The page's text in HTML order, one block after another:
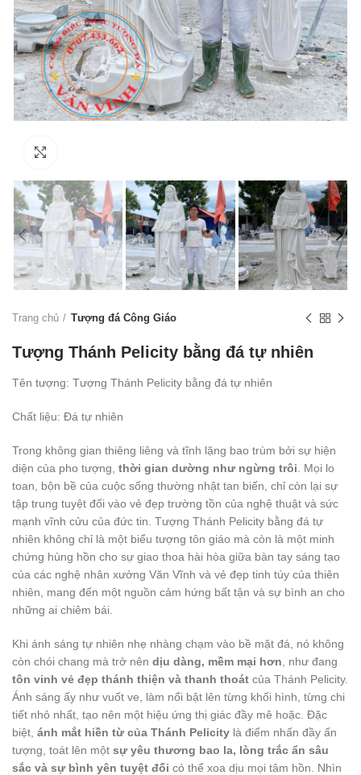
Trang chủ Tượng đá Công Giáo
Tượng Thánh Pelicity bằng đá tự nhiên
Tên tượng: Tượng Thánh Pelicity bằng đá tự nhiên
Chất liệu: Đá tự nhiên
Trong không gian thiêng liêng và tĩnh lặng bao trùm bởi sự hiện
diện của pho tượng, thời gian dường như ngừng trôi . Mọi lo
toan, bộn bề của cuộc sống thường nhật tan biến, chỉ còn lại sự
tập trung tuyệt đối vào vẻ đẹp trường tồn của nghệ thuật và sức
mạnh vĩnh cửu của đức tin. Tượng Thánh Pelicity bằng đá tự
nhiên không chỉ là một biểu tượng tôn giáo mà còn là một minh
chứng hùng hồn cho sự giao thoa hài hòa giữa bàn tay sáng tạo
của các nghệ nhân xưởng Văn Vĩnh và vẻ đẹp tinh túy của thiên
nhiên, mang đến một nguồn cảm hứng bất tận và sự bình an cho
những ai chiêm bái.
Khi ánh sáng tự nhiên nhẹ nhàng chạm vào bề mặt đá, nó không
còn chói chang mà trở nên dịu dàng, mềm mại hơn , như đang
tôn vinh vẻ đẹp thánh thiện và thanh thoát của Thánh Pelicity.
Ánh sáng ấy như vuốt ve, làm nổi bật lên từng khối hình, từng chi
tiết nhỏ nhất, tạo nên một hiệu ứng thị giác đầy mê hoặc. Đặc
biệt, ánh mắt hiền từ của Thánh Pelicity là điểm nhấn đầy ấn
tượng, toát lên một sự yêu thương bao la, lòng trắc ẩn sâu
sắc và sự bình yên tuyệt đối có thể xoa dịu mọi tâm hồn. Nhìn